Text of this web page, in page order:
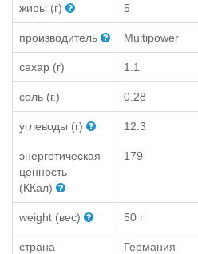
жиры (г) 5
производитель Multipower
сахар (г) 1.1
соль (г.) 0.28
углеводы (г) 12.3
энергетическая
ценность
(ККал)
179
weight (вес) 50 г
страна
Германия